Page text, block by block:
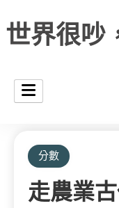
世界很吵
分數
走農業